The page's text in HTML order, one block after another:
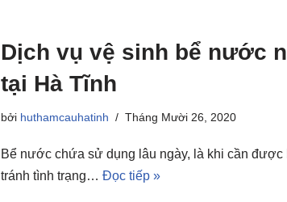
Dịch vụ vệ sinh bể nước
tại Hà Tĩnh
bởi huthamcauhatinh Tháng Mười 26, 2020
Bể nước chứa sử dụng lâu ngày, là khi cần
tránh tình trạng… Đọc tiếp »